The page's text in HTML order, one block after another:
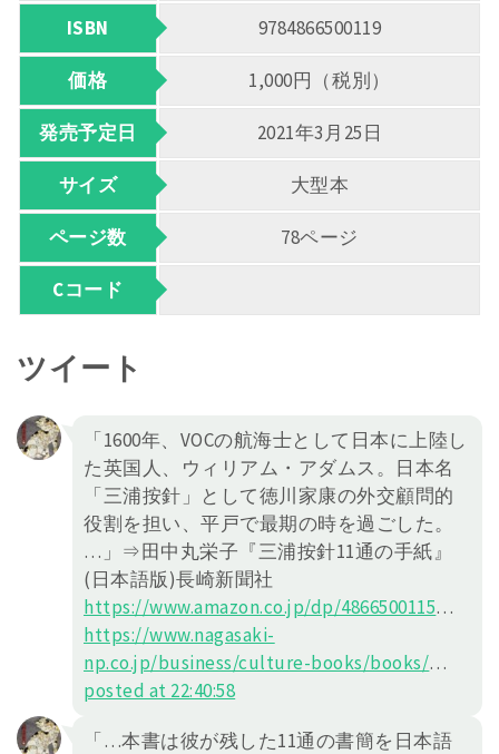
ISBN 9784866500119
価格 1,000円（税別）
発売予定日 2021年3月25日
サイズ 大型本
ページ数 78ページ
Cコード
ツイート
「1600年、VOCの航海士として日本に上陸し
た英国人、ウィリアム・アダムス。日本名
「三浦按針」として徳川家康の外交顧問的
役割を担い、平戸で最期の時を過ごした。
…」⇒田中丸栄子『三浦按針11通の手紙』
(日本語版)長崎新聞社
https://www.amazon.co.jp/dp/4866500115…
https://www.nagasaki-
np.co.jp/business/culture-books/books/…
posted at 22:40:58
「…本書は彼が残した11通の書簡を日本語